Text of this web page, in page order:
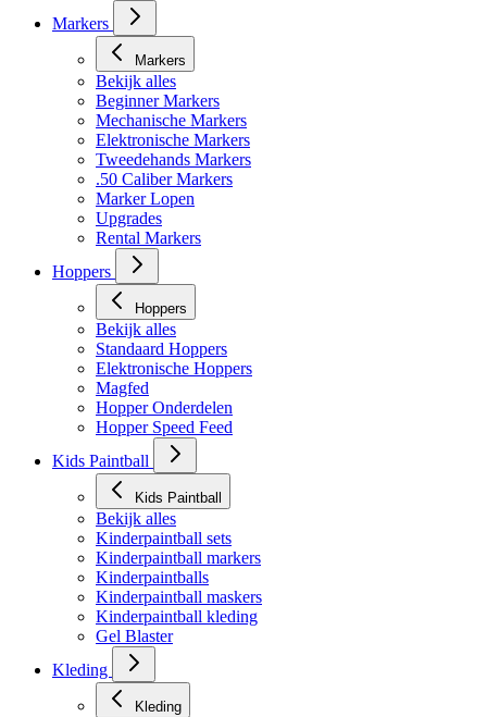
Markers
Markers
Bekijk alles
Beginner Markers
Mechanische Markers
Elektronische Markers
Tweedehands Markers
.50 Caliber Markers
Marker Lopen
Upgrades
Rental Markers
Hoppers
Hoppers
Bekijk alles
Standaard Hoppers
Elektronische Hoppers
Magfed
Hopper Onderdelen
Hopper Speed Feed
Kids Paintball
Kids Paintball
Bekijk alles
Kinderpaintball sets
Kinderpaintball markers
Kinderpaintballs
Kinderpaintball maskers
Kinderpaintball kleding
Gel Blaster
Kleding
Kleding